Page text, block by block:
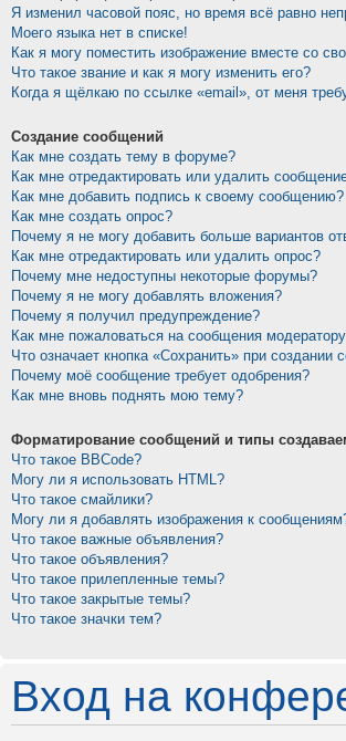
Я изменил часовой пояс, но время всё равно
Моего языка нет в списке!
Как я могу поместить изображение вместе со
Что такое звание и как я могу изменить его?
Когда я щёлкаю по ссылке «email», от меня
Создание сообщений
Как мне создать тему в форуме?
Как мне отредактировать или удалить
Как мне добавить подпись к своему сообщению?
Как мне создать опрос?
Почему я не могу добавить больше вариантов
Как мне отредактировать или удалить опрос?
Почему мне недоступны некоторые форумы?
Почему я не могу добавлять вложения?
Почему я получил предупреждение?
Как мне пожаловаться на сообщения
Что означает кнопка «Сохранить» при создании
Почему моё сообщение требует одобрения?
Как мне вновь поднять мою тему?
Форматирование сообщений и типы
Что такое BBCode?
Могу ли я использовать HTML?
Что такое смайлики?
Могу ли я добавлять изображения к
Что такое важные объявления?
Что такое объявления?
Что такое прилепленные темы?
Что такое закрытые темы?
Что такое значки тем?
Вход на